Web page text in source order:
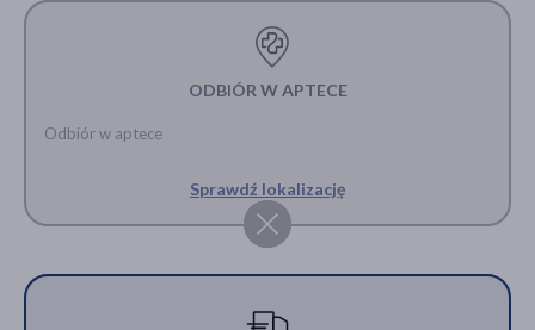
ODBIÓR W APTECE
Odbiór w aptece
Sprawdź lokalizację